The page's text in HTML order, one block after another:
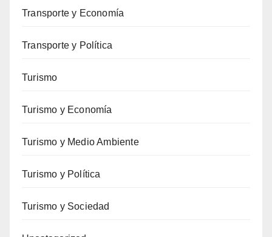
Transporte y Economía
Transporte y Política
Turismo
Turismo y Economía
Turismo y Medio Ambiente
Turismo y Política
Turismo y Sociedad